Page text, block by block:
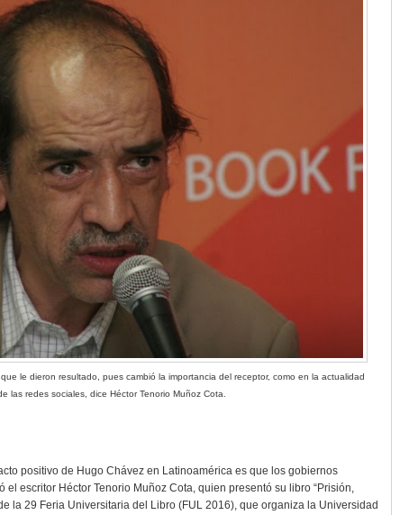
le dieron resultado, pues cambió la importancia del receptor, como en la actualidad
las redes sociales, dice Héctor Tenorio Muñoz Cota.
positivo de Hugo Chávez en Latinoamérica es que los gobiernos
escritor Héctor Tenorio Muñoz Cota, quien presentó su libro “Prisión,
la 29 Feria Universitaria del Libro (FUL 2016), que organiza la Universidad